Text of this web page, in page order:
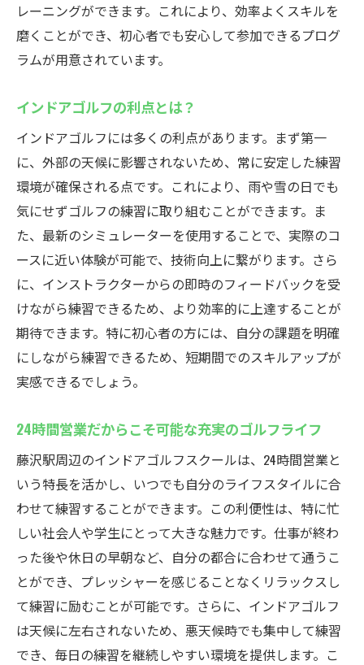
初めてゴルフクラブを持つ方へ、ステップ
バイステップガイド
藤沢駅のインドアゴルフスクールで仲間を
天候を気にせず練習可能！藤沢駅近くのインド
アゴルフスクール活用術
雨の日も安心！インドアゴルフのメリット
藤沢駅周辺での効率的な練習プラン
インドアゴルフスクールでの時間術
天候に左右されない練習の効果とは
快適な練習環境の整え方
藤沢駅のインドアゴルフで上達する秘訣
ゴルフのスキルアップを目指すなら藤沢駅周辺
のインドアゴルフスクールウテミル
スキルアップのための効果的な練習法
シミュレーターを活用した効率的なトレー
ニング
インドアでの練習がスコアに与える影響
藤沢駅のインドアゴルフでプロのアドバイ
スを受ける
スキルアップを実感するための定期的な振
り返り
24時間営業だからこそできる！インドアゴルフ
スクールでの効率的な練習法
レーニングができます。これにより、効率よくスキルを
磨くことができ、初心者でも安心して参加できるプログ
ラムが用意されています。
インドアゴルフの利点とは？
インドアゴルフには多くの利点があります。まず第一
に、外部の天候に影響されないため、常に安定した練習
環境が確保される点です。これにより、雨や雪の日でも
気にせずゴルフの練習に取り組むことができます。ま
た、最新のシミュレーターを使用することで、実際のコ
ースに近い体験が可能で、技術向上に繋がります。さら
に、インストラクターからの即時のフィードバックを受
けながら練習できるため、より効率的に上達することが
期待できます。特に初心者の方には、自分の課題を明確
にしながら練習できるため、短期間でのスキルアップが
実感できるでしょう。
24時間営業だからこそ可能な充実のゴルフライフ
藤沢駅周辺のインドアゴルフスクールは、24時間営業と
いう特長を活かし、いつでも自分のライフスタイルに合
わせて練習することができます。この利便性は、特に忙
しい社会人や学生にとって大きな魅力です。仕事が終わ
った後や休日の早朝など、自分の都合に合わせて通うこ
とができ、プレッシャーを感じることなくリラックスし
て練習に励むことが可能です。さらに、インドアゴルフ
は天候に左右されないため、悪天候時でも集中して練習
でき、毎日の練習を継続しやすい環境を提供します。こ